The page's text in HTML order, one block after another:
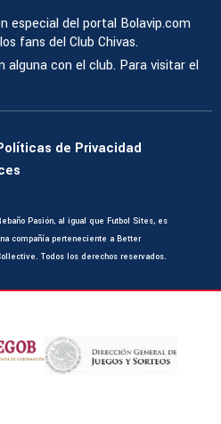
especial del portal Bolavip.com
fans del Club Chivas.
alguna con el club. Para visitar el
de Privacidad
Pasión, al igual que Futbol Sites, es
compañía perteneciente a Better
Todos los derechos reservados.